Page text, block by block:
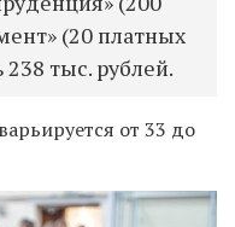
(20 платных
тыс. рублей.
от 33 до